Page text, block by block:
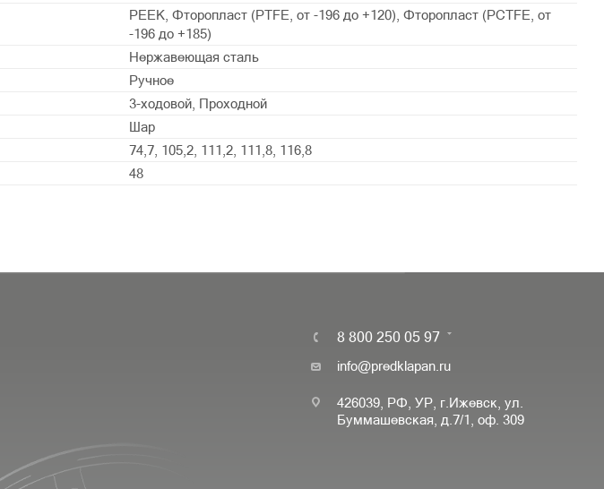
PEEK, Фторопласт (PTFE, от -196 до +120), Фторопласт (PСTFE, от
-196 до +185)
Нержавеющая сталь
Ручное
3-ходовой, Проходной
Шар
74,7, 105,2, 111,2, 111,8, 116,8
48
8 800 250 05 97
info@predklapan.ru
426039, РФ, УР, г.Ижевск, ул.
Буммашевская, д.7/1, оф. 309